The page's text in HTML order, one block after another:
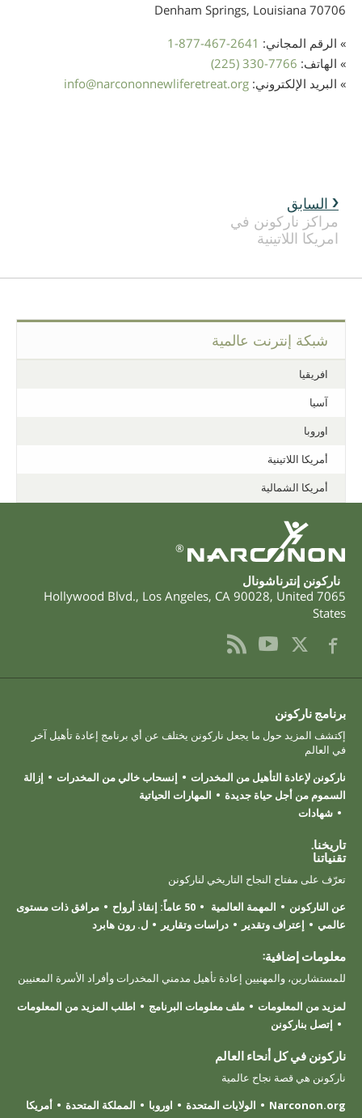
Denham Springs, Louisiana 70706
» الرقم المجاني: 1-877-467-2641
» الهاتف: (225) 330-7766
» البريد الإلكتروني:
info@narcononnewliferetreat.org
السابق
مراكز ناركونن في
امريكا اللاتينية
شبكة إنترنت عالمية
افريقيا
آسيا
اوروبا
أمريكا اللاتينية
أمريكا الشمالية
®
ناركونن إنترناشونال
7065 Hollywood Blvd.
, Los Angeles, CA 90028, United
States
برنامج ناركونن
إكتشف المزيد حول ما يجعل ناركونن يختلف عن أي برنامج إعادة تأهيل آخر
في العالم
ناركونن لإعادة التأهيل من المخدرات
إنسحاب خالي من المخدرات
إزالة
السموم من أجل حياة جديدة
المهارات الحياتية
شهادات
تاريخنا.
تقنياتنا
تعرّف على مفتاح النجاح التاريخي لناركونن
عن الناركونن
المهمة العالمية 50 عاماً: إنقاذ أرواح
مرافق ذات مستوى
عالمي
إعتراف وتقدير دراسات وتقارير ل. رون هابرد
معلومات إضافية:
للمستشارين، والمهنيين إعادة تأهيل مدمني المخدرات وأفراد الأسرة المعنيين
لمزيد من المعلومات
ملف معلومات البرنامج
اطلب المزيد من المعلومات
إتصل بناركونن
ناركونن في كل أنحاء العالم
ناركونن هي قصة نجاح عالمية
Narconon.org
الولايات المتحدة اوروبا المملكة المتحدة
أمريكا